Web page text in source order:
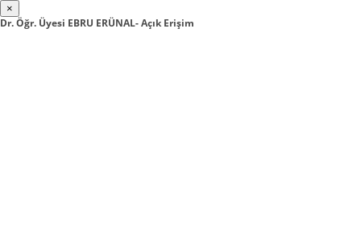
×
Dr. Öğr. Üyesi EBRU ERÜNAL- Açık Erişim